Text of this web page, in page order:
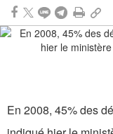
En 2008, 45% des